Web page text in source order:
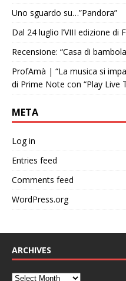
Uno sguardo su…”Pandora”
Dal 24 luglio l’VIII edizione di
Recensione: “Casa di
ProfAmà | “La musica si
di Prime Note con “Play Live
META
Log in
Entries feed
Comments feed
WordPress.org
ARCHIVES